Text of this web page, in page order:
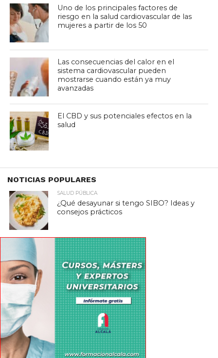
Uno de los principales factores de
riesgo en la salud cardiovascular de las
mujeres a partir de los 50
Las consecuencias del calor en el
sistema cardiovascular pueden
mostrarse cuando están ya muy
avanzadas
El CBD y sus potenciales efectos en la
salud
NOTICIAS POPULARES
SALUD PÚBLICA
¿Qué desayunar si tengo SIBO? Ideas y
consejos prácticos